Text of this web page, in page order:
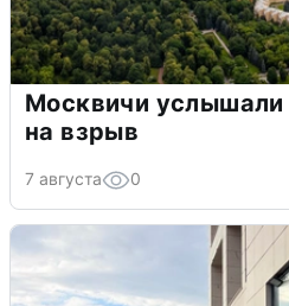
Москвичи услышали
на взрыв
7 августа 0